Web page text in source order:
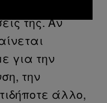
κλιματική
της. Αν
για την
την
άλλο,